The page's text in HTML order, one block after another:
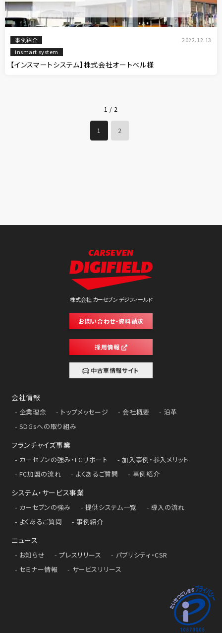
事例紹介
2022.12.13
insmart system
【インスマートシステム】株式会社オートベル様
1 / 2
1 2
株式会社 カーセブン デジフィールド
お問い合わせ・資料請求
採用情報
中古車情報サイト
会社情報
企業理念 トップメッセージ 会社概要
沿革
SDGsへの取り組み
フランチャイズ事業
カーセブンの強み・FCサポート
加入事例・参入メリット
FC加盟の流れ
よくあるご質問 事例紹介
システム・サービス事業
カーセブンの強み 提供システム一覧
導入の流れ
よくあるご質問
事例紹介
ニュース
お知らせ プレスリリース
パブリシティ・CSR
セミナー情報
サービスリリース